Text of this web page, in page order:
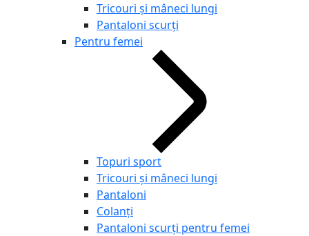
Tricouri și mâneci lungi
Pantaloni scurţi
Pentru femei
Topuri sport
Tricouri și mâneci lungi
Pantaloni
Colanți
Pantaloni scurţi pentru femei